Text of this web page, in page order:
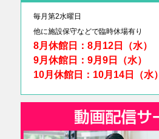
毎月第2水曜日
他に施設保守などで臨時休場有り
8月休館日：8月12日（水）
9月休館日：9月9日（水）
10月休館日：10月14日（水）